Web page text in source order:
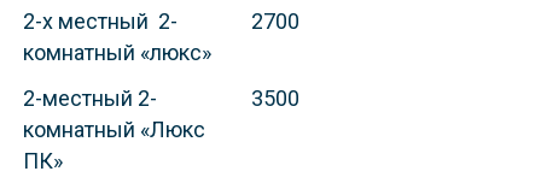
2-х местный 2-
комнатный «люкс»
2700
2-местный 2-
комнатный «Люкс
ПК»
3500